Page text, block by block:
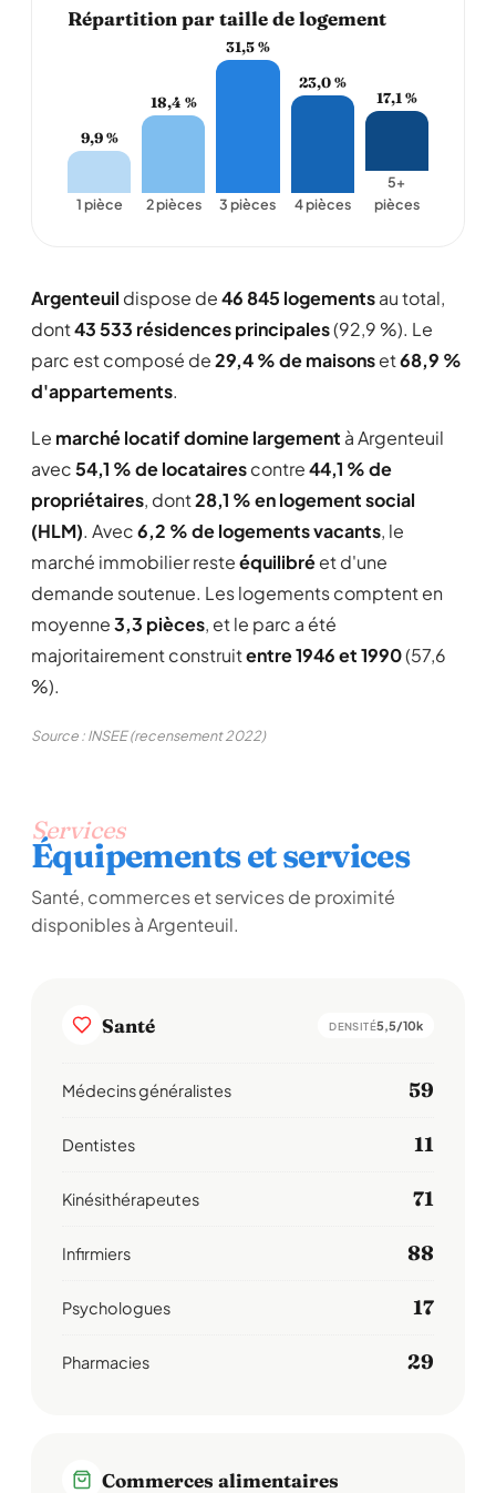
Répartition par taille de logement
9,9 %
1 pièce
18,4 %
2 pièces
31,5 %
3 pièces
23,0 %
4 pièces
17,1 %
5+
pièces
Argenteuil dispose de46 845 logementsau total,
dont43 533 résidences principales(92,9 %). Le
parc est composé de29,4 % de maisonset68,9 %
d'appartements.
Le marché locatif domine largement à Argenteuil
avec54,1 % de locatairescontre44,1 % de
propriétaires, dont28,1 % en logement social
(HLM). Avec6,2 % de logements vacants, le
marché immobilier resteéquilibréet d'une
demande soutenue. Les logements comptent en
moyenne3,3 pièces, et le parc a été
majoritairement construitentre 1946 et 1990(57,6
%).
Source : INSEE (recensement 2022)
Services
Équipements et services
Santé, commerces et services de proximité
disponibles à Argenteuil.
Santé DENSITÉ5,5/10k
Médecins généralistes 59
Dentistes 11
Kinésithérapeutes 71
Infirmiers 88
Psychologues 17
Pharmacies 29
Commerces alimentaires